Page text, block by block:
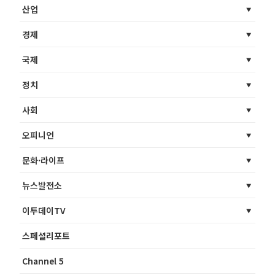
산업
경제
국제
정치
사회
오피니언
문화·라이프
뉴스발전소
이투데이TV
스페셜리포트
Channel 5